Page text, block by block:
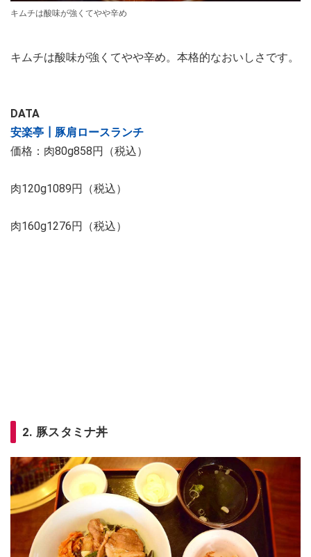
キムチは酸味が強くてやや辛め
キムチは酸味が強くてやや辛め。本格的なおいしさです。
DATA
安楽亭┃豚肩ロースランチ
価格：肉80g858円（税込）
肉120g1089円（税込）
肉160g1276円（税込）
2. 豚スタミナ丼